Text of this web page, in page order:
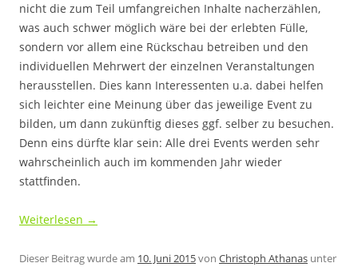
nicht die zum Teil umfangreichen Inhalte nacherzählen,
was auch schwer möglich wäre bei der erlebten Fülle,
sondern vor allem eine Rückschau betreiben und den
individuellen Mehrwert der einzelnen Veranstaltungen
herausstellen. Dies kann Interessenten u.a. dabei helfen
sich leichter eine Meinung über das jeweilige Event zu
bilden, um dann zukünftig dieses ggf. selber zu besuchen.
Denn eins dürfte klar sein: Alle drei Events werden sehr
wahrscheinlich auch im kommenden Jahr wieder
stattfinden.
Weiterlesen →
Dieser Beitrag wurde am 10. Juni 2015von Christoph Athanas unter